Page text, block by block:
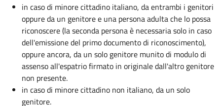
in caso di minore cittadino italiano, da entrambi i genitori
oppure da un genitore e una persona adulta che lo possa
riconoscere (la seconda persona è necessaria solo in caso
dell'emissione del primo documento di riconoscimento),
oppure ancora, da un solo genitore munito di modulo di
assenso all'espatrio firmato in originale dall'altro genitore
non presente.
in caso di minore cittadino non italiano, da un solo
genitore.